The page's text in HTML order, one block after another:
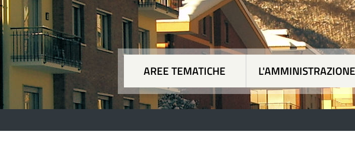
AREE TEMATICHE L'AMMINISTRAZIONE